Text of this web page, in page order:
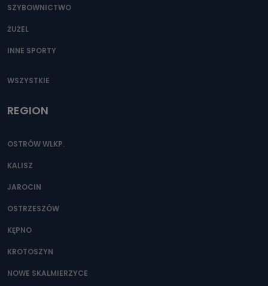
SZYBOWNICTWO
ŻUŻEL
INNE SPORTY
WSZYSTKIE
REGION
OSTRÓW WLKP.
KALISZ
JAROCIN
OSTRZESZÓW
KĘPNO
KROTOSZYN
NOWE SKALMIERZYCE